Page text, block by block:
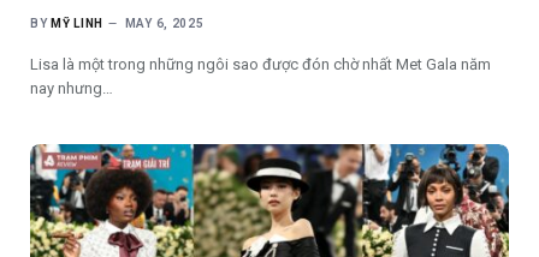
BY MỸ LINH MAY 6, 2025
Lisa là một trong những ngôi sao được đón chờ nhất Met Gala năm
nay nhưng…